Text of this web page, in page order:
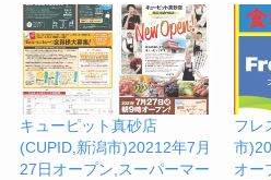
キューピット真砂店
(CUPID,新潟市)20212年7月
27日オープン,スーパーマー
フレ
市
オー